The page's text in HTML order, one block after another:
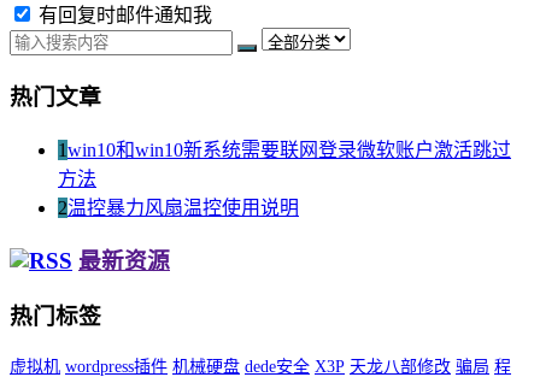
有回复时邮件通知我
热门文章
1win10和win10新系统需要联网登录微软账户激活跳过
方法
2温控暴力风扇温控使用说明
最新资源
热门标签
虚拟机 wordpress插件 机械硬盘 dede安全 X3P 天龙八部修改 骗局 程